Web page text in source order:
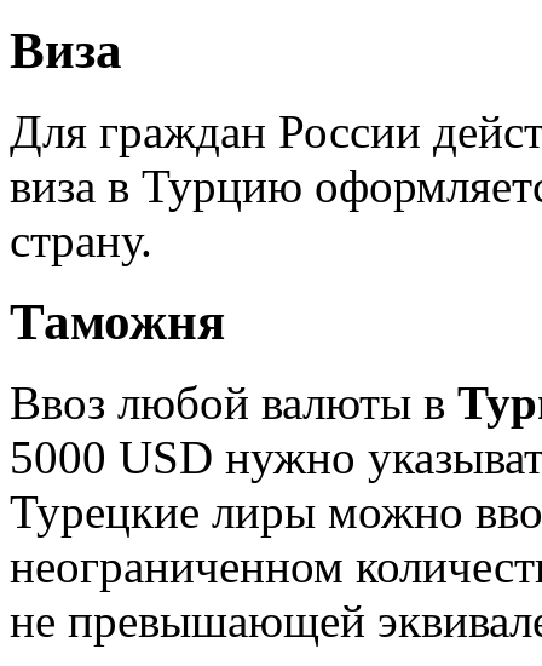
Виза
Для граждан России
виза в Турцию
страну.
Таможня
Ввоз любой валюты в
5000 USD нужно
Турецкие лиры можно
неограниченном
не превышающей